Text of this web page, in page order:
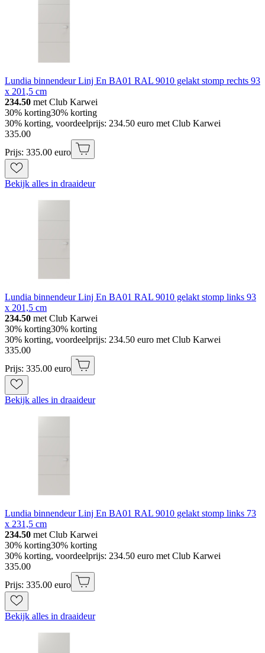
Lundia binnendeur Linj En BA01 RAL 9010 gelakt stomp rechts 93
x 201,5 cm
234.50 met Club Karwei
30% korting30% korting
30% korting, voordeelprijs: 234.50 euro met Club Karwei
335.00
Prijs: 335.00 euro
Bekijk alles in draaideur
Lundia binnendeur Linj En BA01 RAL 9010 gelakt stomp links 93
x 201,5 cm
234.50 met Club Karwei
30% korting30% korting
30% korting, voordeelprijs: 234.50 euro met Club Karwei
335.00
Prijs: 335.00 euro
Bekijk alles in draaideur
Lundia binnendeur Linj En BA01 RAL 9010 gelakt stomp links 73
x 231,5 cm
234.50 met Club Karwei
30% korting30% korting
30% korting, voordeelprijs: 234.50 euro met Club Karwei
335.00
Prijs: 335.00 euro
Bekijk alles in draaideur